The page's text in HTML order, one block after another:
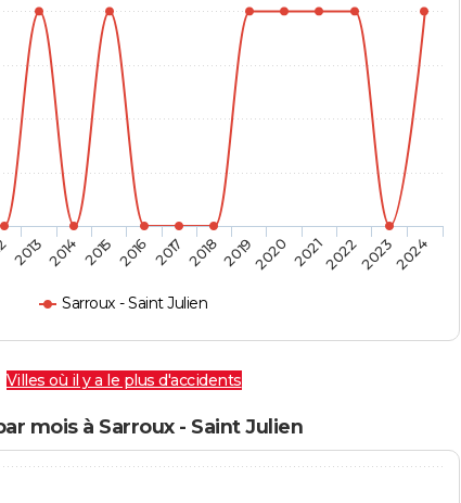
Sarroux - Saint Julien
2013 2014 2015 2016 2017 201820192020 2021202220232024
Villes où il y a le plus d'accidents
mois à Sarroux - Saint Julien